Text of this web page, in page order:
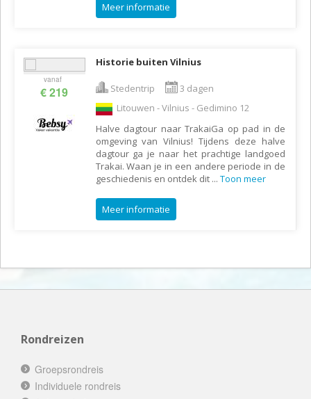
Meer informatie
vanaf
€ 219
Historie buiten Vilnius
Stedentrip
3 dagen
Litouwen - Vilnius - Gedimino 12
Halve dagtour naar TrakaiGa op pad in de
omgeving van Vilnius! Tijdens deze halve
dagtour ga je naar het prachtige landgoed
Trakai. Waan je in een andere periode in de
geschiedenis en ontdek dit ... Toon meer
Meer informatie
Rondreizen
Groepsrondreis
Individuele rondreis